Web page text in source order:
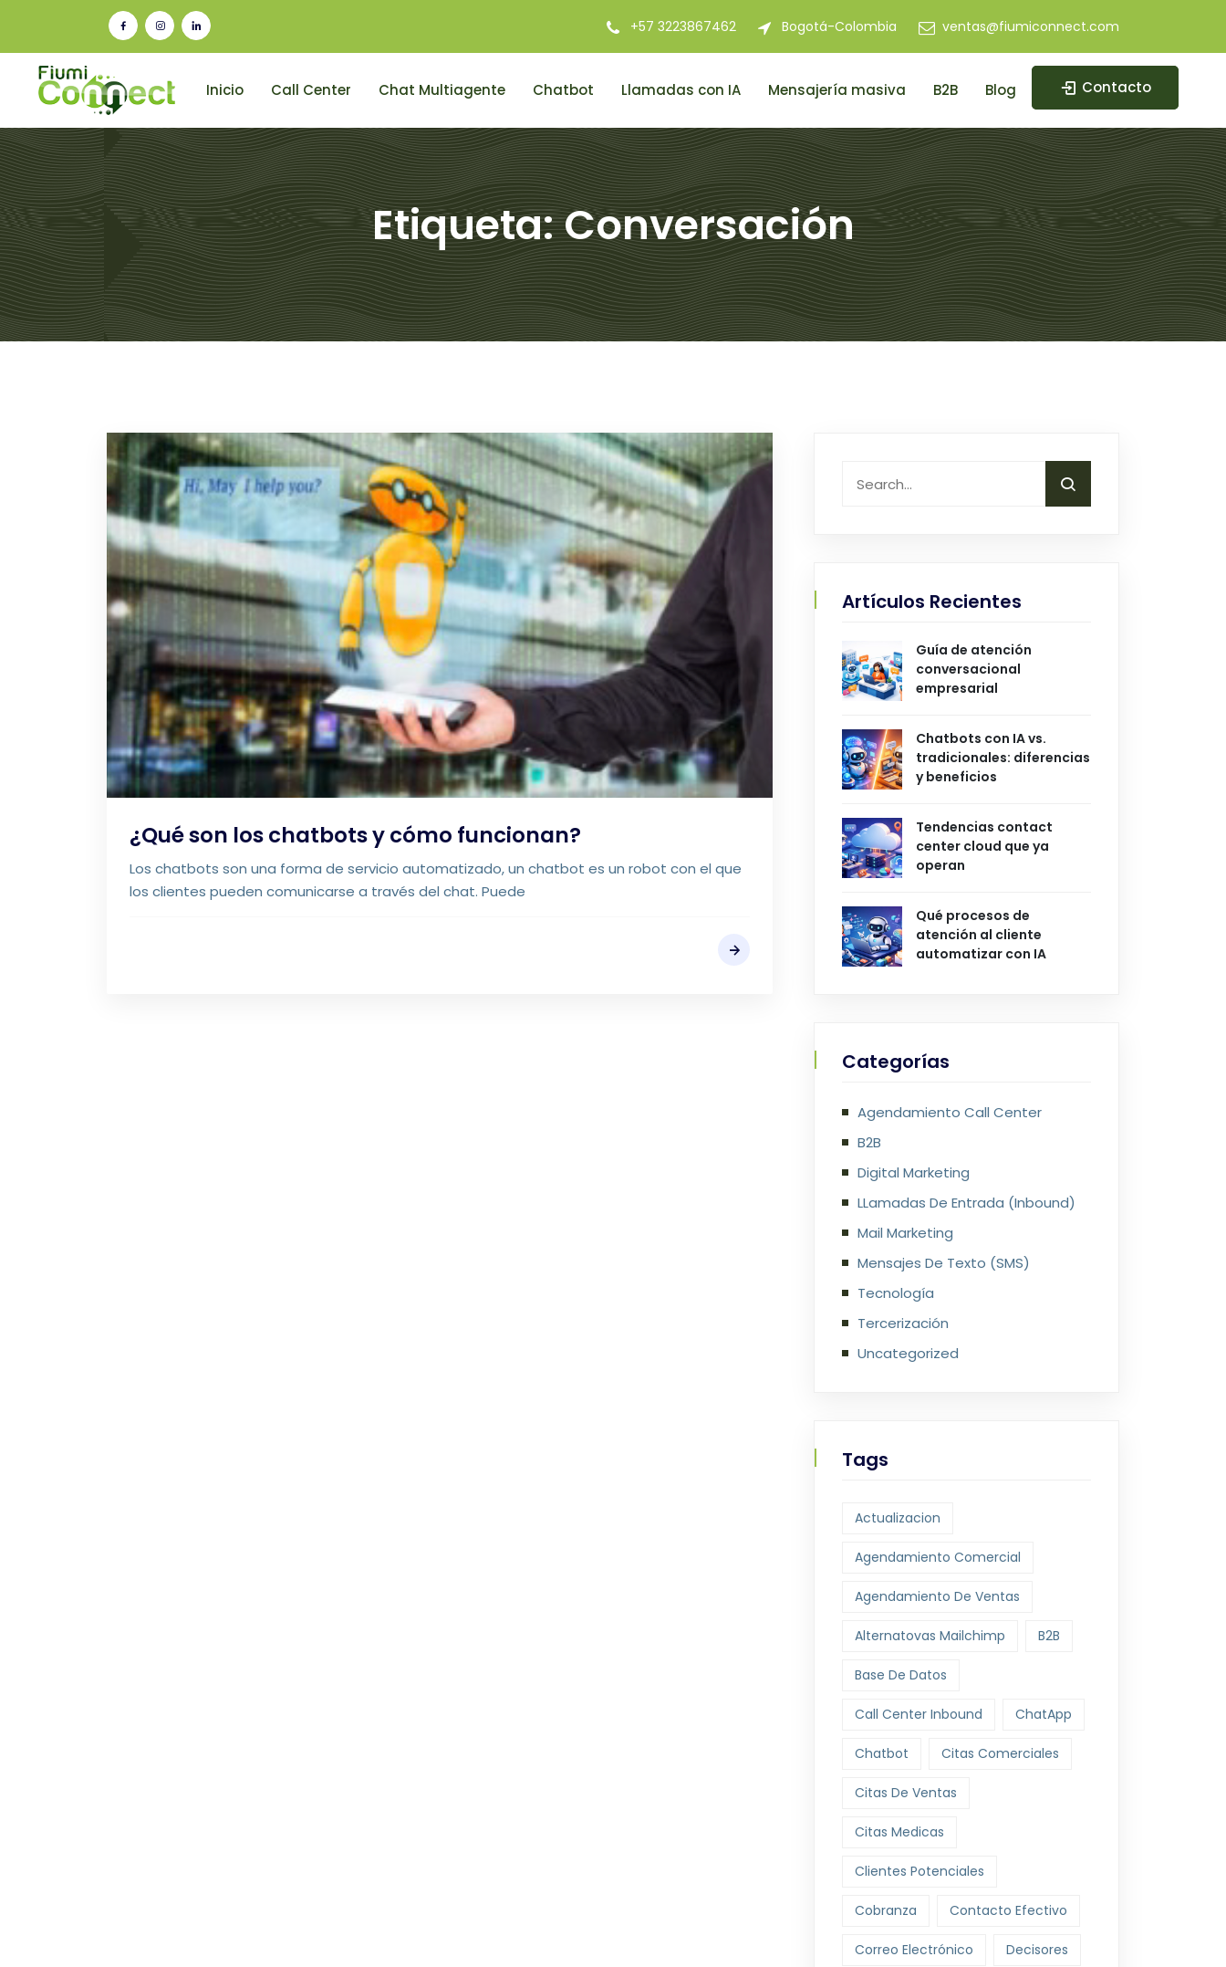
+57 3223867462 Bogotá-Colombia ventas@fiumiconnect.com
Inicio Call Center Chat Multiagente Chatbot Llamadas con IA Mensajería masiva B2B Blog Contacto
Etiqueta:Conversación
¿Qué son los chatbots y cómo funcionan?
Los chatbots son una forma de servicio automatizado, un chatbot es un robot con el que
los clientes pueden comunicarse a través del chat. Puede
Artículos Recientes
Guía de atención
conversacional
empresarial
Chatbots con IA vs.
tradicionales: diferencias
y beneficios
Tendencias contact
center cloud que ya
operan
Qué procesos de
atención al cliente
automatizar con IA
Categorías
Agendamiento Call Center
B2B
Digital Marketing
LLamadas De Entrada (Inbound)
Mail Marketing
Mensajes De Texto (SMS)
Tecnología
Tercerización
Uncategorized
Tags
Actualizacion
Agendamiento Comercial
Agendamiento De Ventas
Alternatovas Mailchimp B2B
Base De Datos
Call Center Inbound ChatApp
Chatbot Citas Comerciales
Citas De Ventas
Citas Medicas
Clientes Potenciales
Cobranza Contacto Efectivo
Correo Electrónico Decisores